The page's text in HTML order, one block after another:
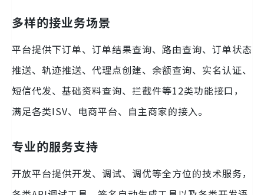
多样的接业务场景
平台提供下订单、订单结果查询、路由查询、订单状态
推送、轨迹推送、代理点创建、余额查询、实名认证、
短信代发、基础资料查询、拦截件等12类功能接口，
满足各类ISV、电商平台、自主商家的接入。
专业的服务支持
开放平台提供开发、调试、调优等全方位的技术服务，